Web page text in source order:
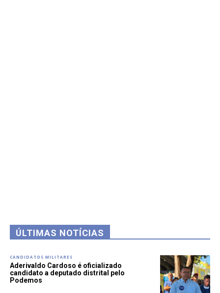
ÚLTIMAS NOTÍCIAS
CANDIDATOS MILITARES
Aderivaldo Cardoso é oficializado
candidato a deputado distrital pelo
Podemos